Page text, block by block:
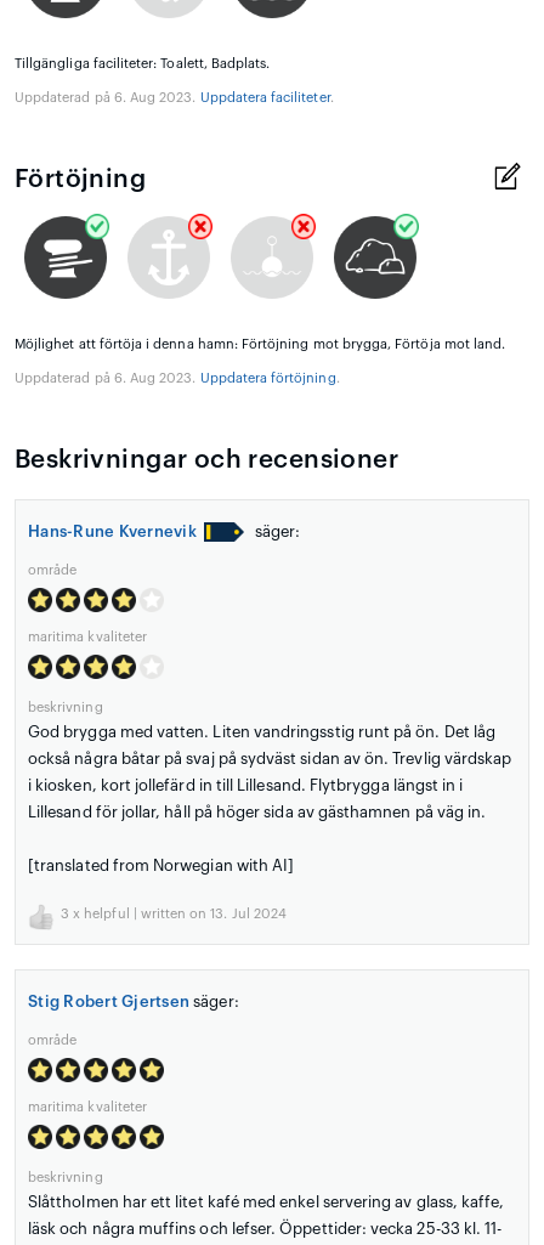
Tillgängliga faciliteter: Toalett, Badplats.
Uppdaterad på 6. Aug 2023. Uppdatera faciliteter.
Förtöjning
Möjlighet att förtöja i denna hamn: Förtöjning mot brygga, Förtöja mot land.
Uppdaterad på 6. Aug 2023. Uppdatera förtöjning.
Beskrivningar och recensioner
Hans-Rune Kvernevik säger:
område
maritima kvaliteter
beskrivning
God brygga med vatten. Liten vandringsstig runt på ön. Det låg
också några båtar på svaj på sydväst sidan av ön. Trevlig värdskap
i kiosken, kort jollefärd in till Lillesand. Flytbrygga längst in i
Lillesand för jollar, håll på höger sida av gästhamnen på väg in.
[translated from Norwegian with AI]
3 x helpful | written on 13. Jul 2024
Stig Robert Gjertsen säger:
område
maritima kvaliteter
beskrivning
Slåttholmen har ett litet kafé med enkel servering av glass, kaffe,
läsk och några muffins och lefser. Öppettider: vecka 25-33 kl. 11-